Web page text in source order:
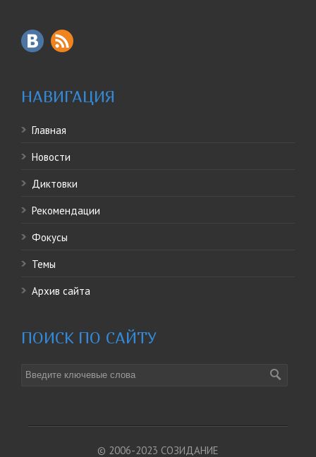
НАВИГАЦИЯ
Главная
Новости
Диктовки
Рекомендации
Фокусы
Темы
Архив сайта
ПОИСК ПО САЙТУ
© 2006-2023 СОЗИДАНИЕ